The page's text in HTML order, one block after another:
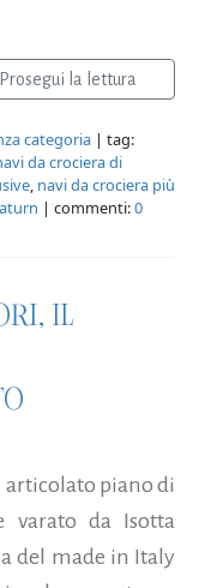
Prosegui la lettura
categoria | tag:
da crociera di
, navi da crociera più
| commenti:0
IL
articolato piano di
varato da Isotta
del made in Italy